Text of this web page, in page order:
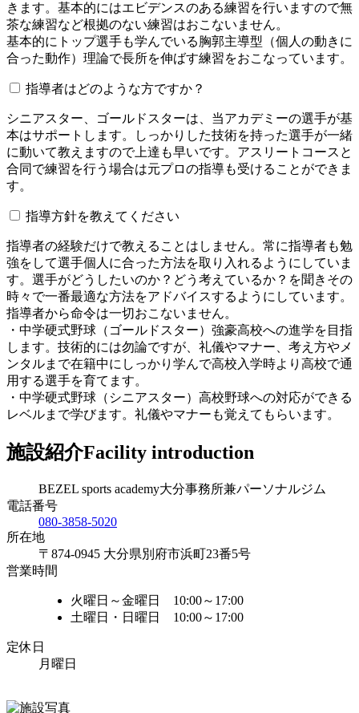
きます。基本的にはエビデンスのある練習を行いますので無
茶な練習など根拠のない練習はおこないません。
基本的にトップ選手も学んでいる胸郭主導型（個人の動きに
合った動作）理論で長所を伸ばす練習をおこなっています。
指導者はどのような方ですか？
シニアスター、ゴールドスターは、当アカデミーの選手が基
本はサポートします。しっかりした技術を持った選手が一緒
に動いて教えますので上達も早いです。アスリートコースと
合同で練習を行う場合は元プロの指導も受けることができま
す。
指導方針を教えてください
指導者の経験だけで教えることはしません。常に指導者も勉
強をして選手個人に合った方法を取り入れるようにしていま
す。選手がどうしたいのか？どう考えているか？を聞きその
時々で一番最適な方法をアドバイスするようにしています。
指導者から命令は一切おこないません。
・中学硬式野球（ゴールドスター）強豪高校への進学を目指
します。技術的には勿論ですが、礼儀やマナー、考え方やメ
ンタルまで在籍中にしっかり学んで高校入学時より高校で通
用する選手を育てます。
・中学硬式野球（シニアスター）高校野球への対応ができる
レベルまで学びます。礼儀やマナーも覚えてもらいます。
施設紹介Facility introduction
BEZEL sports academy大分事務所兼パーソナルジム
電話番号
080-3858-5020
所在地
〒874-0945 大分県別府市浜町23番5号
営業時間
火曜日～金曜日 10:00～17:00
土曜日・日曜日 10:00～17:00
定休日
月曜日